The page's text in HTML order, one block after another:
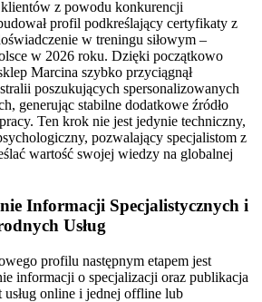
z powodu konkurencji
profil podkreślający certyfikaty z
w treningu siłowym –
w 2026 roku. Dzięki początkowo
Marcina szybko przyciągnął
poszukujących spersonalizowanych
generując stabilne dodatkowe źródło
Ten krok nie jest jedynie techniczny,
pozwalający specjalistom z
wartość swojej wiedzy na globalnej
Informacji Specjalistycznych i
Usług
profilu następnym etapem jest
informacji o specjalizacji oraz publikacja
online i jednej offline lub